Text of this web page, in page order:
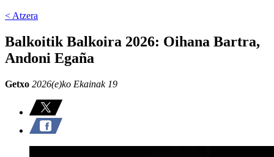
< Atzera
Balkoitik Balkoira 2026: Oihana Bartra,
Andoni Egaña
Getxo 2026(e)ko Ekainak 19